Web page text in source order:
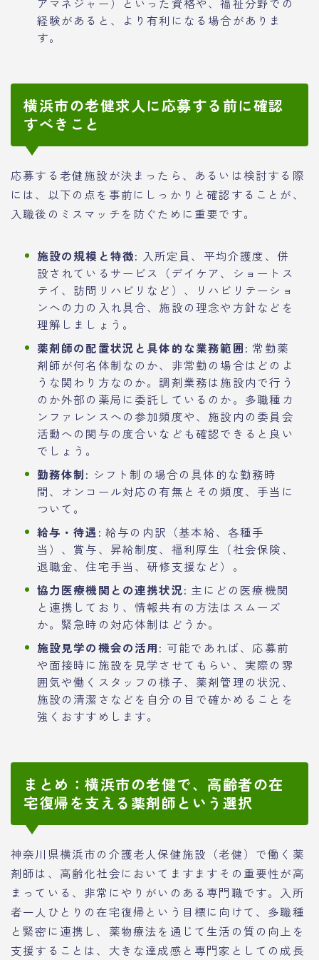
経験があると、より有利になる場合がありま
す。
横浜市の老健求人に応募する前に確認
すべきこと
応募する老健施設が決まったら、あるいは検討する際
には、以下の点を事前にしっかりと確認することが、
入職後のミスマッチを防ぐために重要です。
施設の規模と特徴: 入所定員、平均介護度、併
設されているサービス（デイケア、ショートス
テイ、訪問リハビリなど）、リハビリテーショ
ンへの力の入れ具合、施設の理念や方針などを
理解しましょう。
薬剤師の配置状況と具体的な業務範囲: 常勤薬
剤師が何名体制なのか、非常勤の場合はどのよ
うな関わり方なのか。調剤業務は施設内で行う
のか外部の薬局に委託しているのか。多職種カ
ンファレンスへの参加頻度や、施設内の委員会
活動への関与の度合いなども確認できると良い
でしょう。
勤務体制: シフト制の場合の具体的な勤務時
間、オンコール対応の有無とその頻度、手当に
ついて。
給与・待遇: 給与の内訳（基本給、各種手
当）、賞与、昇給制度、福利厚生（社会保険、
退職金、住宅手当、研修支援など）。
協力医療機関との連携状況: 主にどの医療機関
と連携しており、情報共有の方法はスムーズ
か。緊急時の対応体制はどうか。
施設見学の機会の活用: 可能であれば、応募前
や面接時に施設を見学させてもらい、実際の雰
囲気や働くスタッフの様子、薬剤管理の状況、
施設の清潔さなどを自分の目で確かめることを
強くおすすめします。
まとめ：横浜市の老健で、高齢者の在
宅復帰を支える薬剤師という選択
神奈川県横浜市の介護老人保健施設（老健）で働く薬
剤師は、高齢化社会においてますますその重要性が高
まっている、非常にやりがいのある専門職です。入所
者一人ひとりの在宅復帰という目標に向けて、多職種
と緊密に連携し、薬物療法を通じて生活の質の向上を
支援することは、大きな達成感と専門家としての成長